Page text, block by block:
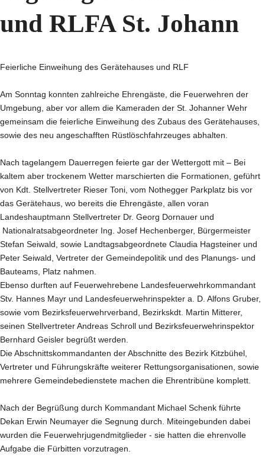
und RLFA St. Johann
Feierliche Einweihung des Gerätehauses und RLF
Am Sonntag konnten zahlreiche Ehrengäste, die Feuerwehren der
Umgebung, aber vor allem die Kameraden der St. Johanner Wehr
gemeinsam die feierliche Einweihung des Zubaus des Gerätehauses,
sowie des neu angeschafften Rüstlöschfahrzeuges abhalten.
Nach tagelangem Dauerregen feierte gar der Wettergott mit – Bei
kaltem aber trockenem Wetter marschierten die Formationen, geführt
von Kdt. Stellvertreter Rieser Toni, vom Nothegger Parkplatz bis vor
das Gerätehaus, wo bereits die Ehrengäste, allen voran
Landeshauptmann Stellvertreter Dr. Georg Dornauer und
Nationalratsabgeordneter Ing. Josef Hechenberger, Bürgermeister
Stefan Seiwald, sowie Landtagsabgeordnete Claudia Hagsteiner und
Peter Seiwald, Vertreter der Gemeindepolitik und des Planungs- und
Bauteams, Platz nahmen.
Ebenso durften auf Feuerwehrebene Landesfeuerwehrkommandant
Stv. Hannes Mayr und Landesfeuerwehrinspekter a. D. Alfons Gruber,
sowie vom Bezirksfeuerwehrverband, Bezirkskdt. Martin Mitterer,
seinen Stellvertreter Andreas Schroll und Bezirksfeuerwehrinspektor
Bernhard Geisler begrüßt werden.
Die Abschnittskommandanten der Abschnitte des Bezirk Kitzbühel,
Vertreter und Führungskräfte weiterer Rettungsorganisationen, sowie
mehrere Gemeindebedienstete machen die Ehrentribüne komplett.
Nach der Begrüßung durch Kommandant Michael Schenk führte
Dekan Erwin Neumayer die Segnung durch. Miteingebunden dabei
wurden die Feuerwehrjugendmitglieder - sie hatten die ehrenvolle
Aufgabe die Fürbitten vorzutragen.